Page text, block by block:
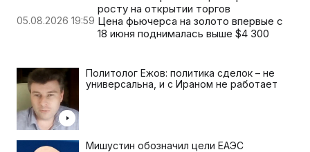
росту на открытии торгов
05.08.2026 19:59 Цена фьючерса на золото впервые с
18 июня поднималась выше $4 300
Политолог Ежов: политика сделок – не
универсальна, и с Ираном не работает
Мишустин обозначил цели ЕАЭС